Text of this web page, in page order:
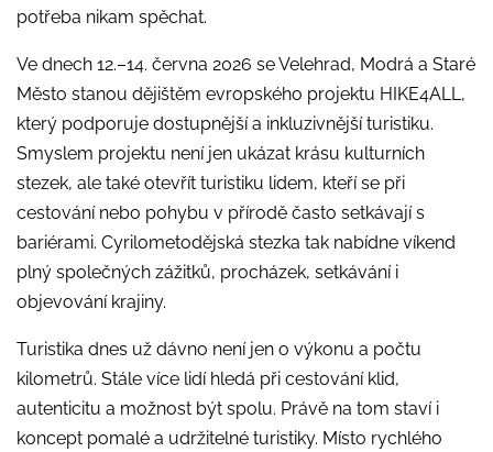
potřeba nikam spěchat.
Ve dnech 12.–14. června 2026 se Velehrad, Modrá a Staré
Město stanou dějištěm evropského projektu HIKE4ALL,
který podporuje dostupnější a inkluzivnější turistiku.
Smyslem projektu není jen ukázat krásu kulturních
stezek, ale také otevřít turistiku lidem, kteří se při
cestování nebo pohybu v přírodě často setkávají s
bariérami. Cyrilometodějská stezka tak nabídne víkend
plný společných zážitků, procházek, setkávání i
objevování krajiny.
Turistika dnes už dávno není jen o výkonu a počtu
kilometrů. Stále více lidí hledá při cestování klid,
autenticitu a možnost být spolu. Právě na tom staví i
koncept pomalé a udržitelné turistiky. Místo rychlého